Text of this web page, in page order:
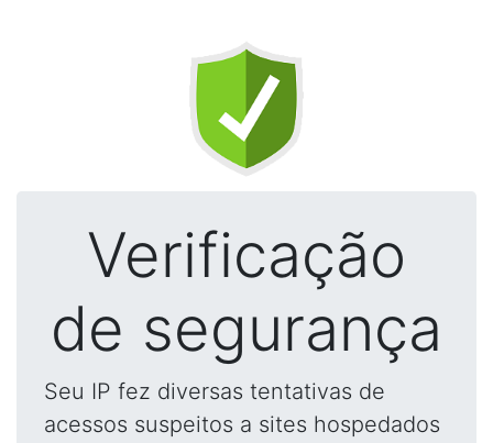
Verificação
de segurança
Seu IP fez diversas tentativas de
acessos suspeitos a sites hospedados